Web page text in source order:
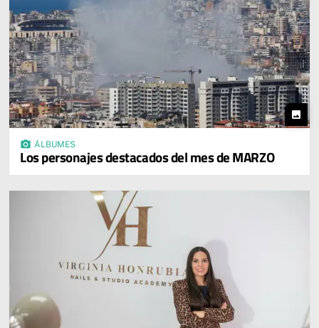
photo
photo_camera ÁLBUMES
Los personajes destacados del mes de MARZO